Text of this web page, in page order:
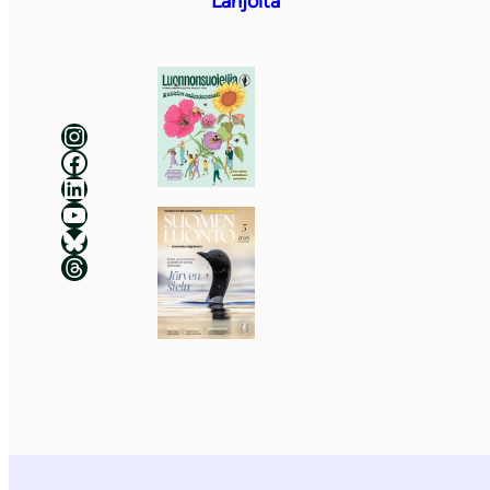
Luonnonsuojeluliitto Instagramissa
Luonnonsuojeluliitto Facebookissa
Luonnonsuojeluliitto LinkedInissä
Luonnonsuojeluliiton YouTube-kanava
Luonnonsuojeluliitto Blueskyssa
Luonnonsuojeluliitto Threadsissa